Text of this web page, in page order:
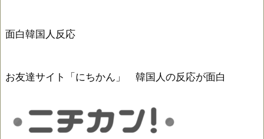
面白韓国人反応
お友達サイト「にちかん」 韓国人の反応が面白